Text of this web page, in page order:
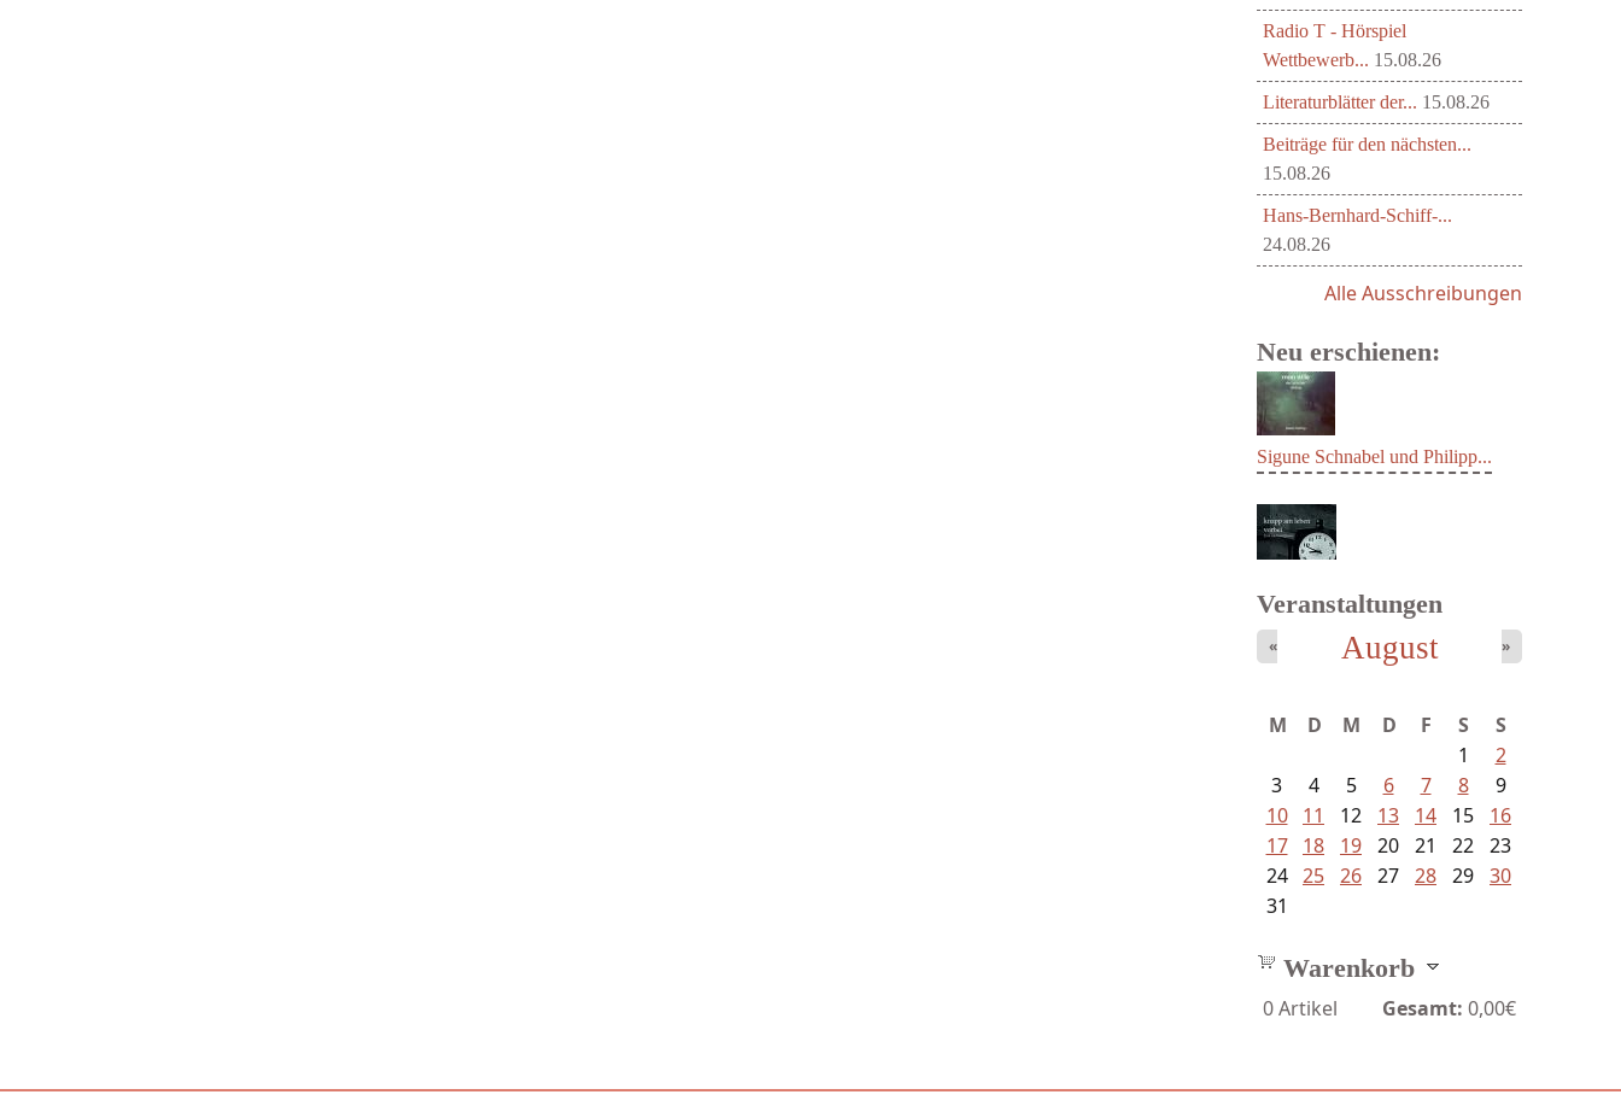
Radio T - Hörspiel
Wettbewerb... 15.08.26
Literaturblätter der... 15.08.26
Beiträge für den nächsten...
15.08.26
Hans-Bernhard-Schiff-...
24.08.26
Alle Ausschreibungen
Neu erschienen:
Sigune Schnabel und Philipp...
Veranstaltungen
August
« »
M D M D F S
S
1
2
3
4 5 6 7 8
9
10
11 12 13 14 15
16
17
18 19 20 21 22 23
24 25 26 27 28 29 30
31
Warenkorb
0Artikel Gesamt: 0,00€